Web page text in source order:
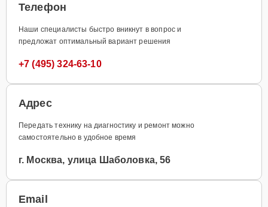
Телефон
Наши специалисты быстро вникнут в вопрос и
предложат оптимальный вариант решения
+7 (495) 324-63-10
Адрес
Передать технику на диагностику и ремонт можно
самостоятельно в удобное время
г. Москва, улица Шаболовка, 56
Email